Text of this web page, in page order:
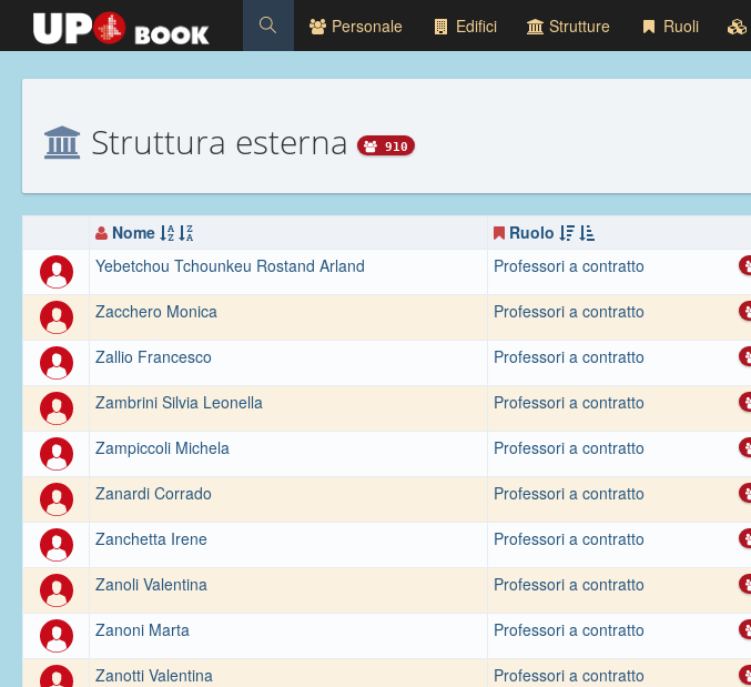
Personale Edifici Strutture Ruoli
Struttura esterna 910
Nome Ruolo
Yebetchou Tchounkeu Rostand Arland
Professori a contratto
Zacchero Monica Professori a contratto
Zallio Francesco Professori a contratto
Zambrini Silvia Leonella Professori a contratto
Zampiccoli Michela Professori a contratto
Zanardi Corrado Professori a contratto
Zanchetta Irene Professori a contratto
Zanoli Valentina Professori a contratto
Zanoni Marta Professori a contratto
Zanotti Valentina Professori a contratto